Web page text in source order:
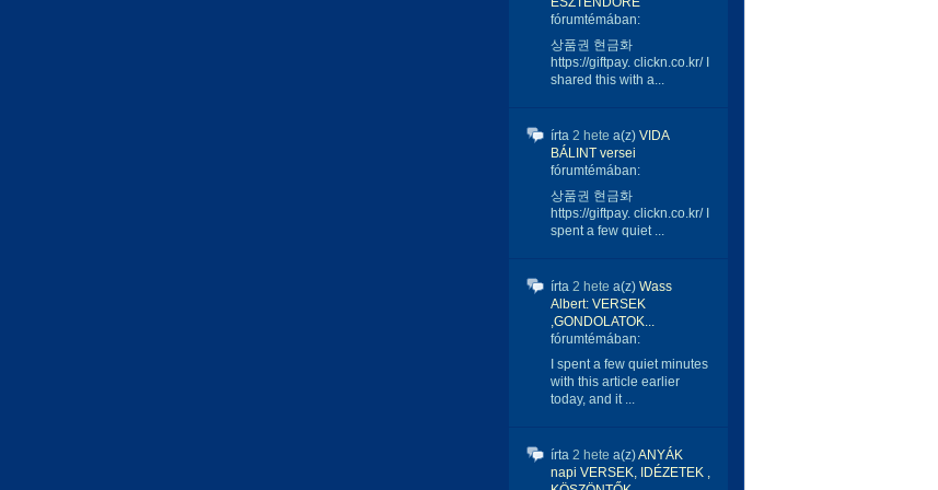
fórumtémában:
상품권 현금화
https://giftpay. clickn.co.kr/ I
shared this with a...
írta 2 hete a(z) VIDA
BÁLINT versei
fórumtémában:
상품권 현금화
https://giftpay. clickn.co.kr/ I
spent a few quiet ...
írta 2 hete a(z) Wass
Albert: VERSEK
,GONDOLATOK...
fórumtémában:
I spent a few quiet minutes
with this article earlier
today, and it ...
írta 2 hete a(z)ANYÁK
napi VERSEK, IDÉZETEK ,